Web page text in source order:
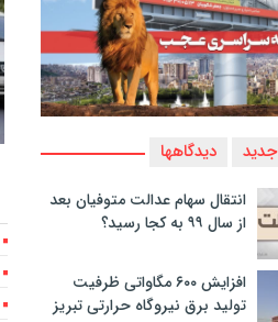
جدید دیدگاهها
انتقال سهام عدالت متوفیان بعد
از سال ۹۹ به کجا رسید؟
افزایش ۶۰۰ مگاواتی ظرفیت
تولید برق نیروگاه حرارتی تبریز